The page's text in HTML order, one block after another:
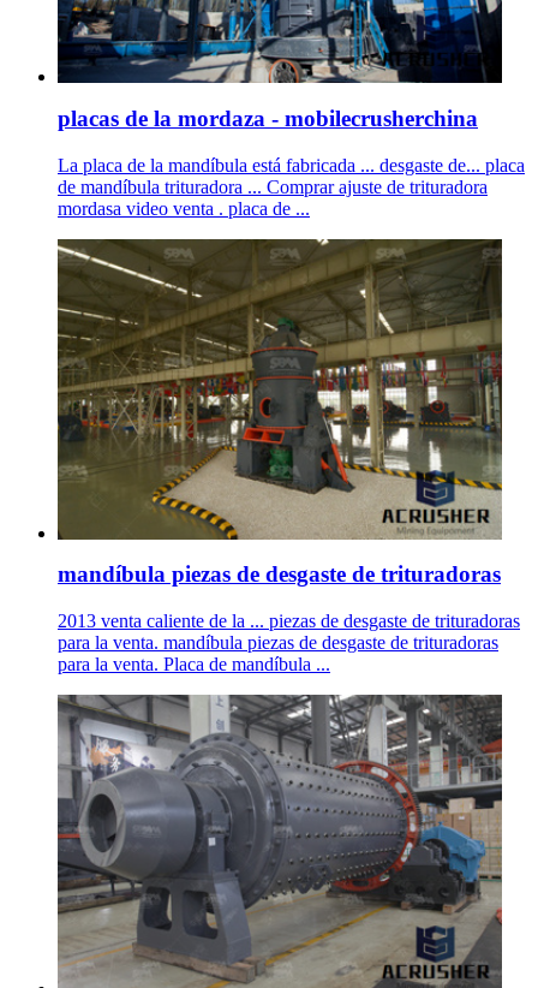
placas de la mordaza - mobilecrusherchina
La placa de la mandíbula está fabricada ... desgaste de... placa
de mandíbula trituradora ... Comprar ajuste de trituradora
mordasa video venta . placa de ...
mandíbula piezas de desgaste de trituradoras
2013 venta caliente de la ... piezas de desgaste de trituradoras
para la venta. mandíbula piezas de desgaste de trituradoras
para la venta. Placa de mandíbula ...